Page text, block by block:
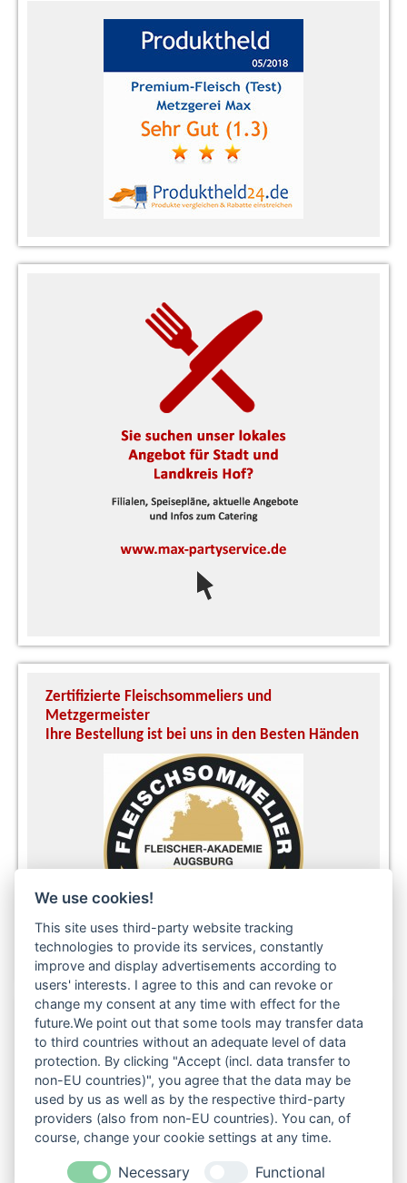
We use cookies!
This site uses third-party website tracking
technologies to provide its services, constantly
improve and display advertisements according to
users' interests. I agree to this and can revoke or
change my consent at any time with effect for the
future.We point out that some tools may transfer data
to third countries without an adequate level of data
protection. By clicking "Accept (incl. data transfer to
non-EU countries)", you agree that the data may be
used by us as well as by the respective third-party
providers (also from non-EU countries). You can, of
course, change your cookie settings at any time.
Necessary Functional
Zertifizierte Fleischsommeliers und
Metzgermeister
Ihre Bestellung ist bei uns in den Besten Händen
Folgen Sie uns auch in den sozialen Netzwerken: